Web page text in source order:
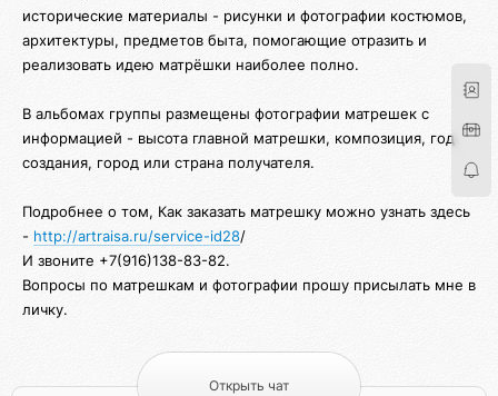
исторические материалы - рисунки и фотографии костюмов,
архитектуры, предметов быта, помогающие отразить и
реализовать идею матрёшки наиболее полно.
В альбомах группы размещены фотографии матрешек с
информацией - высота главной матрешки, композиция, год
создания, город или страна получателя.
Подробнее о том, Как заказать матрешку можно узнать здесь
- http://artraisa.ru/service-id28/
И звоните +7(916)138-83-82.
Вопросы по матрешкам и фотографии прошу присылать мне в
личку.
Открыть чат